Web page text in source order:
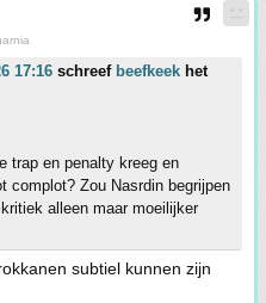
17:16 schreef beefkeek het
trap en penalty kreeg en
complot? Zou Nasrdin begrijpen
alleen maar moeilijker
subtiel kunnen zijn